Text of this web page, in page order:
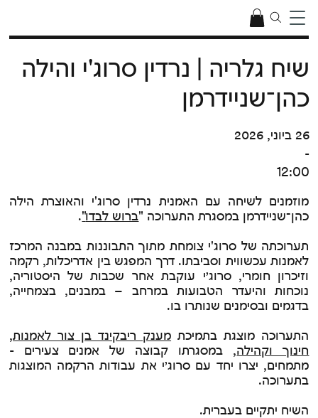
מוזמנים לשיחה עם האמנית נרדין סרוג'י והאוצרת הילה
כהן־שניידרמן במסגרת התערוכה "ברוש לבדו"
.
תערוכתה של סרוג'י צומחת מתוך התבוננות במבנה המרכז
לאמנות עכשווית וסביבתו. דרך המפגש בין אדריכלות, רקמה
וזיכרון חומרי, סרוג׳י עוקבת אחר שכבות של היסטוריה,
נוכחות והיעדר הטבועות במרחב – במבנים, בצמחייה,
בדגמים ובסימנים שנותרו בו.
התערוכה מוצגת בתמיכת מענק ריבקינד בן צור לאמנות,
חינוך וקהילה, במסגרתו קבוצה של אמנים צעירים -
מתמחים, יצרו יחד עם סרוג׳י את עבודות הרקמה המוצגות
בתערוכה.
השיח יתקיים בעברית.
שיח גלריה | נרדין סרוג'י והילה
כהן־שניידרמן
26 ביוני, 2026
-
12:00